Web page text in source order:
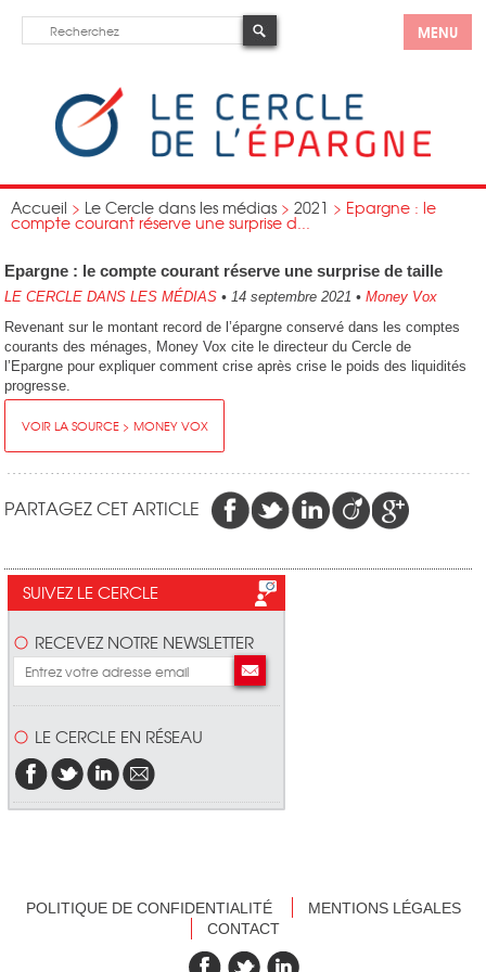
MENU
Accueil > Le Cercle dans les médias > 2021 > Epargne : le
compte courant réserve une surprise d...
Epargne : le compte courant réserve une surprise de taille
LE CERCLE DANS LES MÉDIAS • 14 septembre 2021• Money Vox
Revenant sur le montant record de l’épargne conservé dans les comptes
courants des ménages, Money Vox cite le directeur du Cercle de
l’Epargne pour expliquer comment crise après crise le poids des liquidités
progresse.
VOIR LA SOURCE > MONEY VOX
PARTAGEZ CET ARTICLE
SUIVEZ LE CERCLE
RECEVEZ NOTRE NEWSLETTER
LE CERCLE EN RÉSEAU
POLITIQUE DE CONFIDENTIALITÉ
MENTIONS LÉGALES
CONTACT